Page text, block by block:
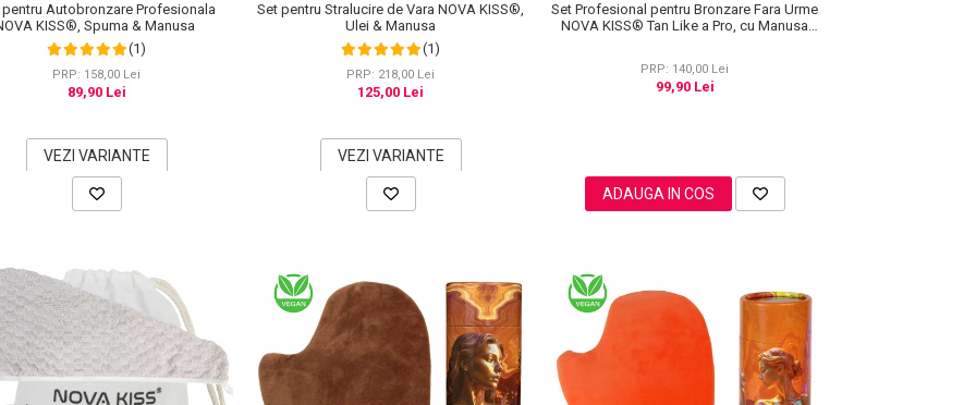
pentru Autobronzare Profesionala
KISS®, Spuma & Manusa
(1)
PRP: 158,00 Lei
89,90 Lei
VEZI VARIANTE
Set pentru Stralucire de Vara NOVA KISS®,
Ulei & Manusa
(1)
PRP: 218,00 Lei
125,00 Lei
VEZI VARIANTE
Set Profesional pentru Bronzare Fara Urme
NOVA KISS® Tan Like a Pro, cu Manusa
PRP: 140,00 Lei
99,90 Lei
ADAUGA IN COS